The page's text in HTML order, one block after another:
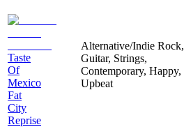
Taste
Of
Mexico
Fat
City
Reprise
Alternative/Indie Rock,
Guitar, Strings,
Contemporary, Happy,
Upbeat